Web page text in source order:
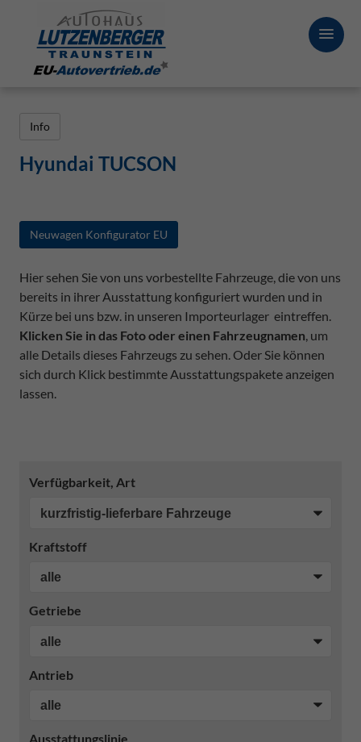
Info
Hyundai TUCSON
Neuwagen Konfigurator EU
Hier sehen Sie von uns vorbestellte Fahrzeuge, die von uns
bereits in ihrer Ausstattung konfiguriert wurden und in
Kürze bei uns bzw. in unseren Importeurlager eintreffen.
Klicken Sie in das Foto oder einen Fahrzeugnamen, um
alle Details dieses Fahrzeugs zu sehen. Oder Sie können
sich durch Klick bestimmte Ausstattungspakete anzeigen
lassen.
Verfügbarkeit, Art
Kraftstoff
Getriebe
Antrieb
Ausstattungslinie